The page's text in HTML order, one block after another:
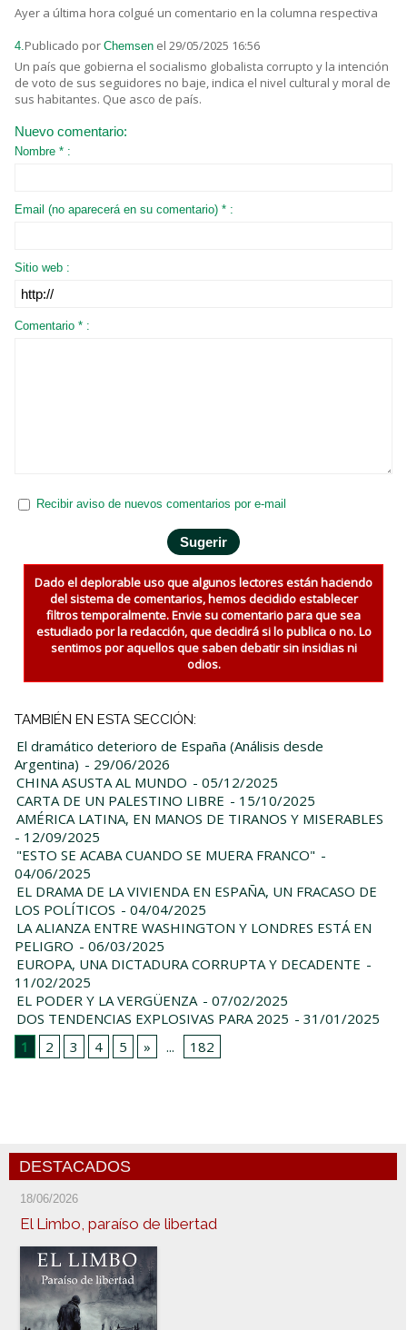
Ayer a última hora colgué un comentario en la columna respectiva
4.Publicado por Chemsen el 29/05/2025 16:56
Un país que gobierna el socialismo globalista corrupto y la intención
de voto de sus seguidores no baje, indica el nivel cultural y moral de
sus habitantes. Que asco de país.
Nuevo comentario:
Nombre * :
Email (no aparecerá en su comentario) * :
Sitio web :
Comentario * :
Recibir aviso de nuevos comentarios por e-mail
Dado el deplorable uso que algunos lectores están haciendo
del sistema de comentarios, hemos decidido establecer
filtros temporalmente. Envie su comentario para que sea
estudiado por la redacción, que decidirá si lo publica o no. Lo
sentimos por aquellos que saben debatir sin insidias ni
odios.
TAMBIÉN EN ESTA SECCIÓN:
El dramático deterioro de España (Análisis desde
Argentina) - 29/06/2026
CHINA ASUSTA AL MUNDO - 05/12/2025
CARTA DE UN PALESTINO LIBRE - 15/10/2025
AMÉRICA LATINA, EN MANOS DE TIRANOS Y MISERABLES
- 12/09/2025
"ESTO SE ACABA CUANDO SE MUERA FRANCO" -
04/06/2025
EL DRAMA DE LA VIVIENDA EN ESPAÑA, UN FRACASO DE
LOS POLÍTICOS - 04/04/2025
LA ALIANZA ENTRE WASHINGTON Y LONDRES ESTÁ EN
PELIGRO - 06/03/2025
EUROPA, UNA DICTADURA CORRUPTA Y DECADENTE -
11/02/2025
EL PODER Y LA VERGÜENZA - 07/02/2025
DOS TENDENCIAS EXPLOSIVAS PARA 2025 - 31/01/2025
1
2 3 4 5 » ... 182
DESTACADOS
18/06/2026
El Limbo, paraíso de libertad